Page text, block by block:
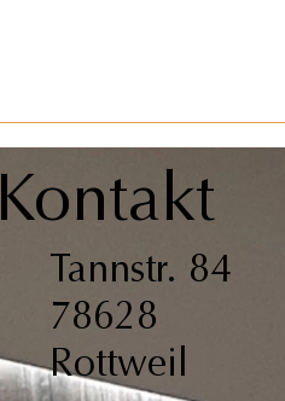
Neue Einrichtung für Moderne
Therapie
Kontakt
Tannstr. 84
78628
Rottweil